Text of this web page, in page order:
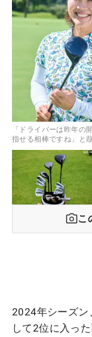
「ドライバーは昨年の
指せる相棒ですね」と
こ
2024年シーズ
して2位に入っ